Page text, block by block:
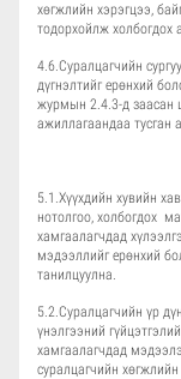
хөгжлийн хэрэгцээ,
тодорхойлж холбогдох
4.6.Суралцагчийн
дүгнэлтийг ерөнхий
журмын 2.4.3-д заасан
ажиллагаандаа тусган
5.1.Хүүхдийн хувийн
нотолгоо, холбогдох
хамгаалагчдад
мэдээллийг ерөнхий
танилцуулна.
5.2.Суралцагчийн үр
үнэлгээний
хамгаалагчдад
суралцагчийн